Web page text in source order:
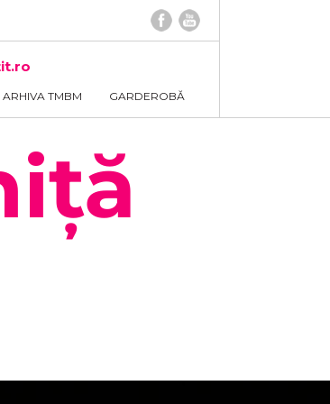
ARHIVA TMBM GARDEROBĂ